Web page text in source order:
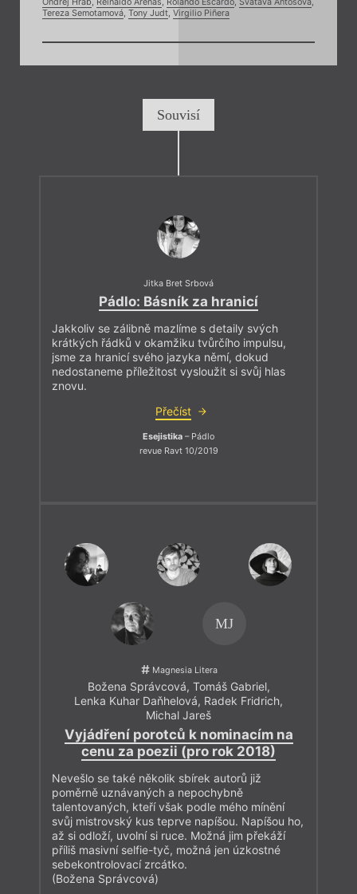
Tereza Semotamová, Tony Judt, Virgilio Piñera
Souvisí
Jitka Bret Srbová
Pádlo: Básník za hranicí
Jakkoliv se zálibně mazlíme s detaily svých
krátkých řádků v okamžiku tvůrčího impulsu,
jsme za hranicí svého jazyka němí, dokud
nedostaneme příležitost vysloužit si svůj hlas
znovu.
Přečíst
Esejistika – Pádlo
revue Ravt 10/2019
MJ
Magnesia Litera
Božena Správcová, Tomáš Gabriel,
Lenka Kuhar Daňhelová, Radek Fridrich,
Michal Jareš
Vyjádření porotců k nominacím na
cenu za poezii (pro rok 2018)
Nevešlo se také několik sbírek autorů již
poměrně uznávaných a nepochybně
talentovaných, kteří však podle mého mínění
svůj mistrovský kus teprve napíšou. Napíšou ho,
až si odloží, uvolní si ruce. Možná jim překáží
příliš masivní selfie-tyč, možná jen úzkostné
sebekontrolovací zrcátko.
(Božena Správcová)